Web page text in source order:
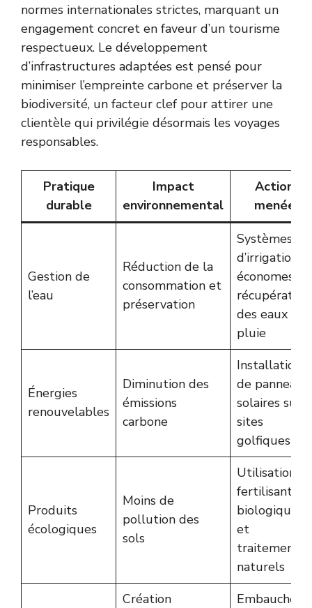
normes internationales strictes, marquant un
engagement concret en faveur d’un tourisme
respectueux. Le développement
d’infrastructures adaptées est pensé pour
minimiser l’empreinte carbone et préserver la
biodiversité, un facteur clef pour attirer une
clientèle qui privilégie désormais les voyages
responsables.
Pratique
durable
Impact
environnemental
Actions
menées
Gestion de
l’eau
Réduction de la
consommation et
préservation
Systèmes
d’irrigation
économes,
récupération
des eaux de
pluie
Énergies
renouvelables
Diminution des
émissions
carbone
Installation
de panneaux
solaires sur
sites
golfiques
Produits
écologiques
Moins de
pollution des
sols
Utilisation
fertilisants
biologiques
et
traitements
naturels
Création
Embauche et